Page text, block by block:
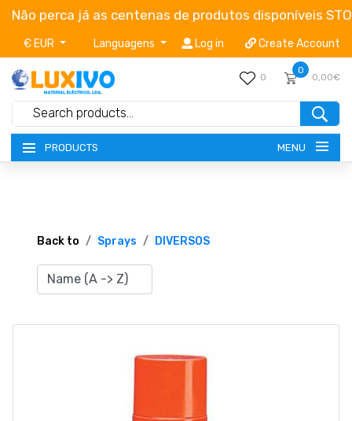
Não perca já as centenas de produtos disponíveis
€ EUR Languagens Log in Create Account
0
0
0,00€
PRODUCTS MENU
TERMS OF SERVICE
CATALOGUES
Back to Sprays DIVERSOS